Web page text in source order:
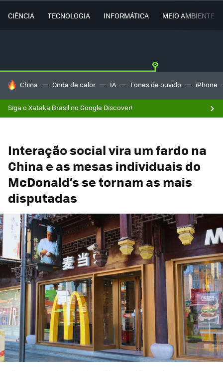
CIÊNCIA TECNOLOGIA INFORMÁTICA MEIO AMBIENTE
TENDÊNCIAS DO DIA
China Onda de calor IA Fones de ouvido iPhone
Siga o Xataka Brasil no Google Discover!
Interação social vira um fardo na
China e as mesas individuais do
McDonald’s se tornam as mais
disputadas